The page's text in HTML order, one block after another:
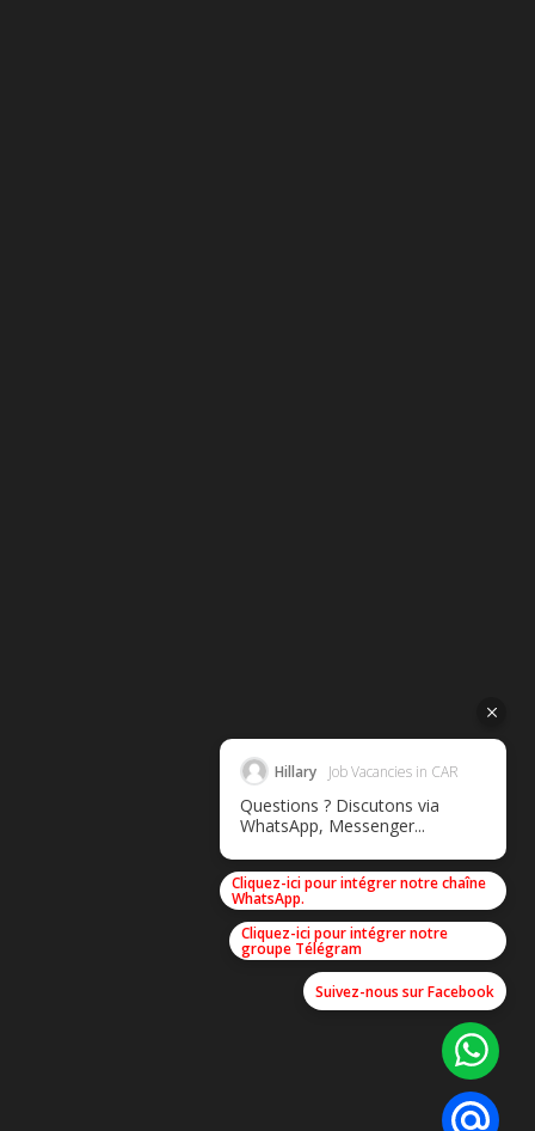
Hillary Job Vacancies in CAR
Questions ? Discutons via
WhatsApp, Messenger...
Cliquez-ici pour intégrer notre chaîne
WhatsApp.
Cliquez-ici pour intégrer notre
groupe Télégram
Suivez-nous sur Facebook